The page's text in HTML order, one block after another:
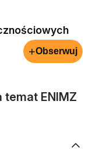
+Obserwuj
ENIMZ